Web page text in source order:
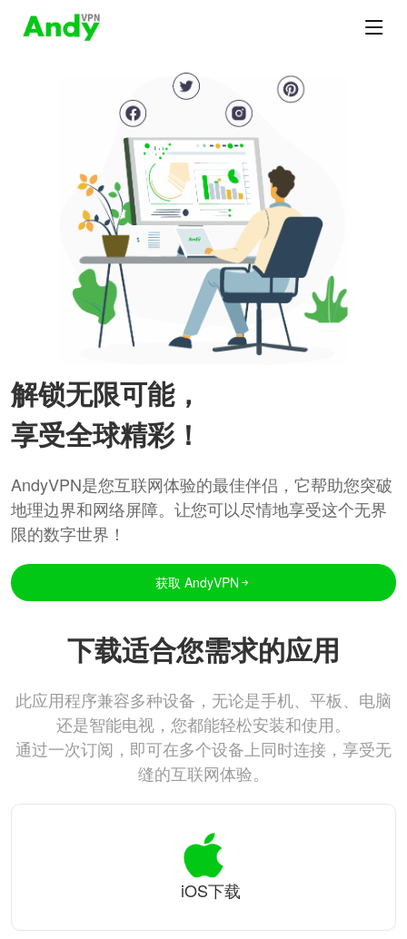
解锁无限可能，
享受全球精彩！
AndyVPN是您互联网体验的最佳伴侣，它帮助您突破
地理边界和网络屏障。让您可以尽情地享受这个无界
限的数字世界！
获取 AndyVPN
下载适合您需求的应用
此应用程序兼容多种设备，无论是手机、平板、电脑
还是智能电视，您都能轻松安装和使用。
通过一次订阅，即可在多个设备上同时连接，享受无
缝的互联网体验。
iOS下载